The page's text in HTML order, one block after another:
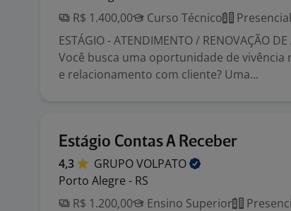
R$ 1.400,00
Curso Técnico
Presencial
ESTÁGIO - ATENDIMENTO / RENOVAÇÃO
Você busca uma oportunidade de
e relacionamento com cliente? Uma...
Estágio Contas A Receber
4,3 GRUPOVOLPATO
Porto Alegre - RS
R$ 1.200,00
Ensino Superior